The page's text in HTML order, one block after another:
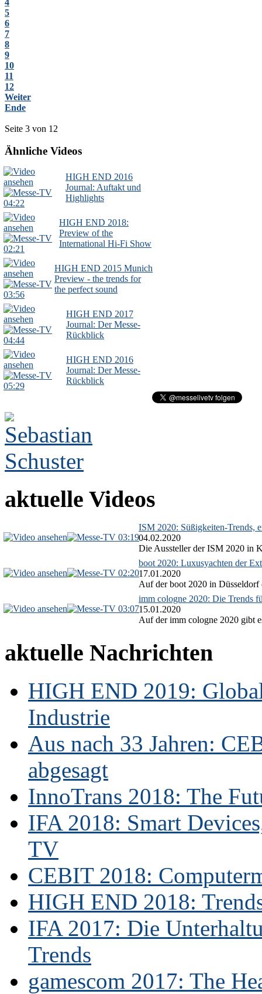
5
6
7
8
9
10
11
12
Weiter
Ende
Seite 3 von 12
Ähnliche Videos
04:22
HIGH END 2016
Journal: Auftakt und
Highlights
02:21
HIGH END 2018:
Preview of the
International Hi-Fi Show
03:56
HIGH END 2015 Munich
Preview - the trends for
the perfect sound
04:44
HIGH END 2017
Journal: Der Messe-
Rückblick
05:29
HIGH END 2016
Journal: Der Messe-
Rückblick
aktuelle Videos
03:19
ISM 2020: Süßigkeiten-Trends,
04.02.2020
Die Aussteller der ISM 2020 in
02:20
boot 2020: Luxusyachten der
17.01.2020
Auf der boot 2020 in Düsseldorf
03:07
imm cologne 2020: Die Trends
15.01.2020
Auf der imm cologne 2020 gibt
aktuelle Nachrichten
HIGH END 2019:
Industrie
Aus nach 33 Jahren:
abgesagt
InnoTrans 2018: The
IFA 2018: Smart
TV
CEBIT 2018:
HIGH END 2018:
IFA 2017: Die
Trends
gamescom 2017: The